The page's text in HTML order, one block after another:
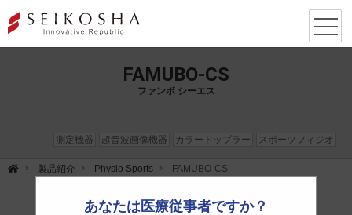
FAMUBO-CS
ファンボ シーエス
測定機器 超音波画像機器 カラードップラー スポーツフィジオ
製品紹介 Physio Sports FAMUBO-CS
あなたは医療従事者ですか？